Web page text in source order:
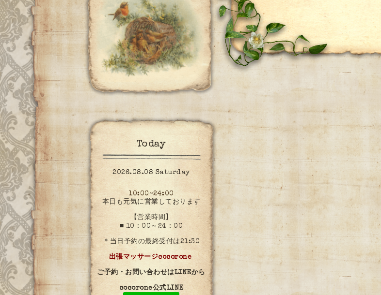
Today
2026.08.08 Saturday
10:00~24:00
本日も元気に営業しております
【営業時間】
■ 10：00～24：00
＊当日予約の最終受付は21:30
出張マッサージcocorone
ご予約・お問い合わせはLINEから
cocorone公式LINE